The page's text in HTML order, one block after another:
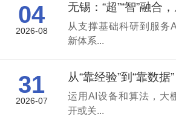
04
2026-08
从支撑基础科研到服务
新体系...
31
2026-07
运用AI设备和算法，大
开或关...